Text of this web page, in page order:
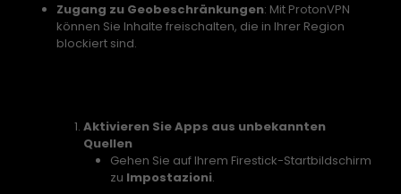
Zugang zu Geobeschränkungen: Mit ProtonVPN
können Sie Inhalte freischalten, die in Ihrer Region
blockiert sind.
Aktivieren Sie Apps aus unbekannten
Quellen
Gehen Sie auf Ihrem Firestick-Startbildschirm
zu Impostazioni.